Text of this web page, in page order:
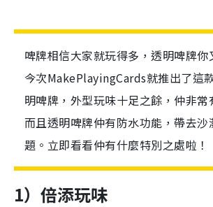
啤牌相信大家就玩得多，透明啤牌你
今次MakePlayingCards就推出了這
明啤牌，外型玩味十足之餘，仲非常
而且透明啤牌仲有防水功能，帶去沙
題。立即看看仲有什麼特別之處啦！
1）倍添玩味